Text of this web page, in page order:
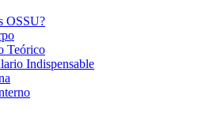
OSSU?
Teórico
Indispensable